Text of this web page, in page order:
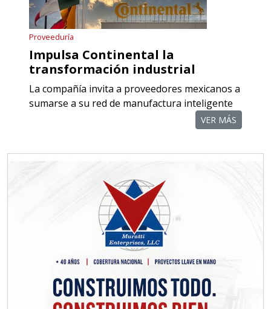
Proveeduría
Impulsa Continental la
transformación industrial
La compañía invita a proveedores mexicanos a
sumarse a su red de manufactura inteligente
VER MÁS